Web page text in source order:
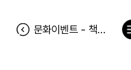
문화이벤트 - 책갈피 요정 또보 당첨자
목